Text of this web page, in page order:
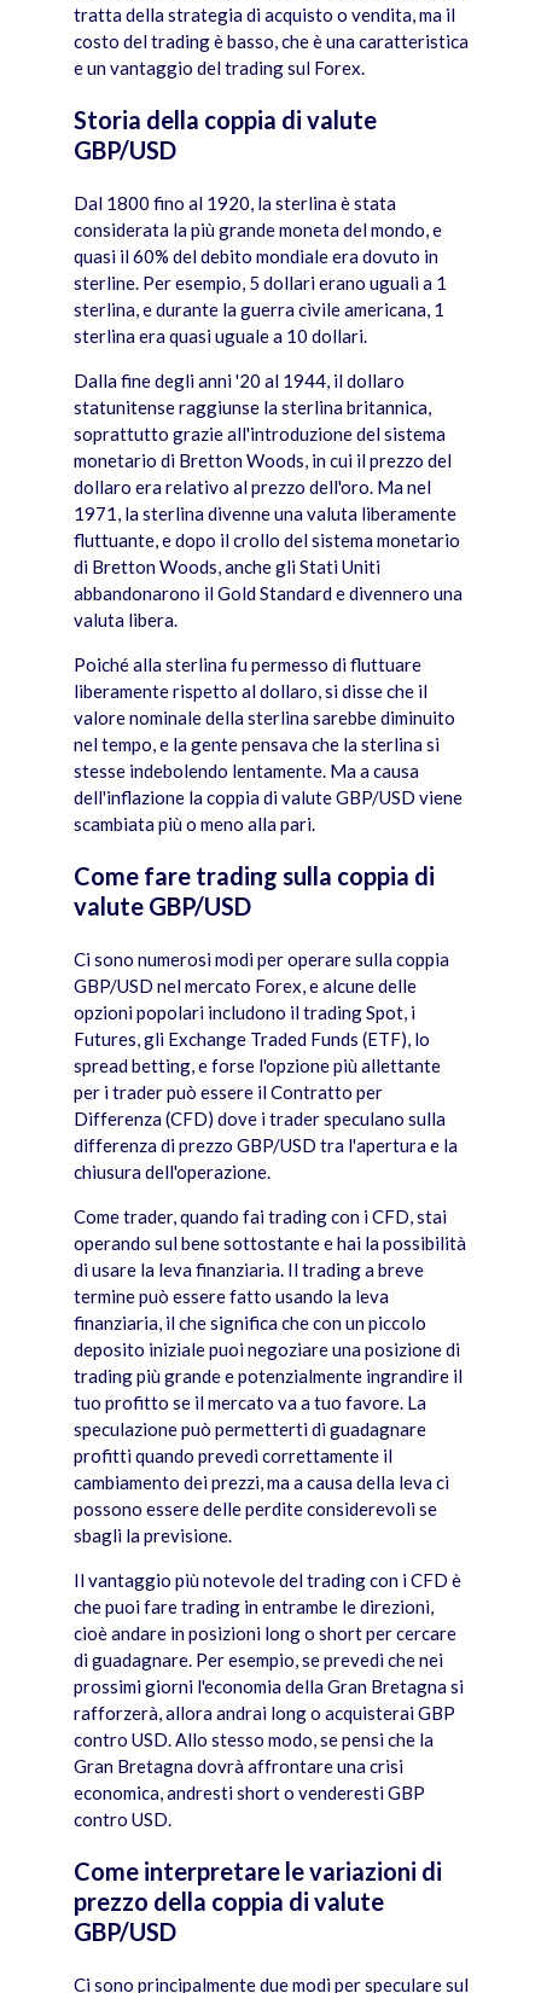
tratta della strategia di acquisto o vendita, ma il
costo del trading è basso, che è una caratteristica
e un vantaggio del trading sul Forex.
Storia della coppia di valute
GBP/USD
Dal 1800 fino al 1920, la sterlina è stata
considerata la più grande moneta del mondo, e
quasi il 60% del debito mondiale era dovuto in
sterline. Per esempio, 5 dollari erano uguali a 1
sterlina, e durante la guerra civile americana, 1
sterlina era quasi uguale a 10 dollari.
Dalla fine degli anni '20 al 1944, il dollaro
statunitense raggiunse la sterlina britannica,
soprattutto grazie all'introduzione del sistema
monetario di Bretton Woods, in cui il prezzo del
dollaro era relativo al prezzo dell'oro. Ma nel
1971, la sterlina divenne una valuta liberamente
fluttuante, e dopo il crollo del sistema monetario
di Bretton Woods, anche gli Stati Uniti
abbandonarono il Gold Standard e divennero una
valuta libera.
Poiché alla sterlina fu permesso di fluttuare
liberamente rispetto al dollaro, si disse che il
valore nominale della sterlina sarebbe diminuito
nel tempo, e la gente pensava che la sterlina si
stesse indebolendo lentamente. Ma a causa
dell'inflazione la coppia di valute GBP/USD viene
scambiata più o meno alla pari.
Come fare trading sulla coppia di
valute GBP/USD
Ci sono numerosi modi per operare sulla coppia
GBP/USD nel mercato Forex, e alcune delle
opzioni popolari includono il trading Spot, i
Futures, gli Exchange Traded Funds (ETF), lo
spread betting, e forse l'opzione più allettante
per i trader può essere il Contratto per
Differenza (CFD) dove i trader speculano sulla
differenza di prezzo GBP/USD tra l'apertura e la
chiusura dell'operazione.
Come trader, quando fai trading con i CFD, stai
operando sul bene sottostante e hai la possibilità
di usare la leva finanziaria. Il trading a breve
termine può essere fatto usando la leva
finanziaria, il che significa che con un piccolo
deposito iniziale puoi negoziare una posizione di
trading più grande e potenzialmente ingrandire il
tuo profitto se il mercato va a tuo favore. La
speculazione può permetterti di guadagnare
profitti quando prevedi correttamente il
cambiamento dei prezzi, ma a causa della leva ci
possono essere delle perdite considerevoli se
sbagli la previsione.
Il vantaggio più notevole del trading con i CFD è
che puoi fare trading in entrambe le direzioni,
cioè andare in posizioni long o short per cercare
di guadagnare. Per esempio, se prevedi che nei
prossimi giorni l'economia della Gran Bretagna si
rafforzerà, allora andrai long o acquisterai GBP
contro USD. Allo stesso modo, se pensi che la
Gran Bretagna dovrà affrontare una crisi
economica, andresti short o venderesti GBP
contro USD.
Come interpretare le variazioni di
prezzo della coppia di valute
GBP/USD
Ci sono principalmente due modi per speculare sul